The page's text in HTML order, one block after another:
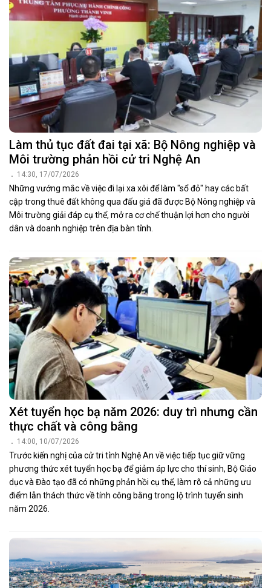
Làm thủ tục đất đai tại xã: Bộ Nông nghiệp và
Môi trường phản hồi cử tri Nghệ An
14:30, 17/07/2026
Những vướng mắc về việc đi lại xa xôi để làm "sổ đỏ" hay các bất
cập trong thuê đất không qua đấu giá đã được Bộ Nông nghiệp và
Môi trường giải đáp cụ thể, mở ra cơ chế thuận lợi hơn cho người
dân và doanh nghiệp trên địa bàn tỉnh.
Xét tuyển học bạ năm 2026: duy trì nhưng cần
thực chất và công bằng
14:00, 10/07/2026
Trước kiến nghị của cử tri tỉnh Nghệ An về việc tiếp tục giữ vững
phương thức xét tuyển học bạ để giảm áp lực cho thí sinh, Bộ Giáo
dục và Đào tạo đã có những phản hồi cụ thể, làm rõ cả những ưu
điểm lẫn thách thức về tính công bằng trong lộ trình tuyển sinh
năm 2026.